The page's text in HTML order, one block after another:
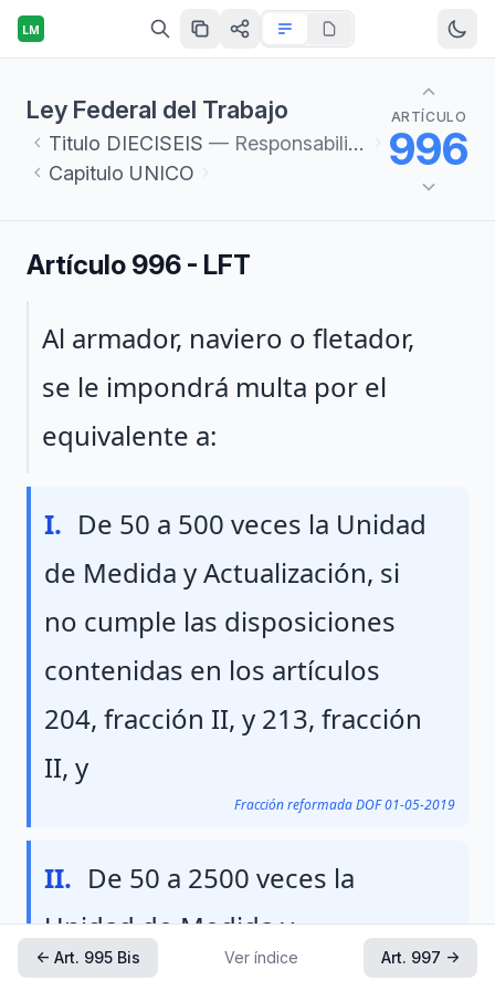
LM
Ley Federal del Trabajo
Titulo DIECISEIS — Responsabilidades y Sanciones
Capitulo UNICO
ARTÍCULO
996
Artículo 996 - LFT
Párrafo 1
Al armador, naviero o fletador,
se le impondrá multa por el
equivalente a:
Fraccion I
I. De 50 a 500 veces la Unidad
de Medida y Actualización, si
no cumple las disposiciones
contenidas en los artículos
204, fracción II, y 213, fracción
II, y
Fracción reformada DOF 01-05-2019
Fraccion II
II. De 50 a 2500 veces la
Unidad de Medida y
Actualización, al que no
← Art. 995 Bis Ver índice Art. 997 →